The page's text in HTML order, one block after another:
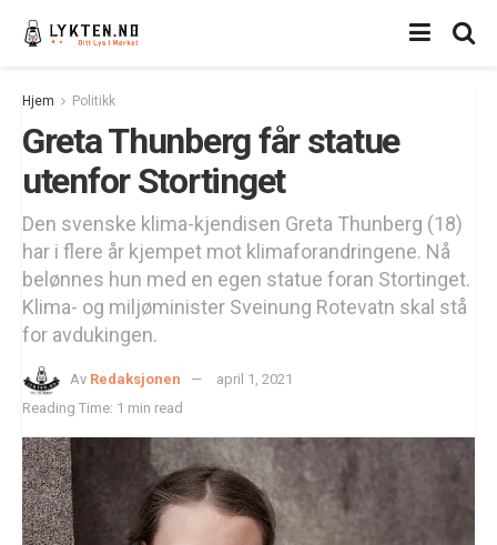
Hjem Politikk
Greta Thunberg får statue
utenfor Stortinget
Den svenske klima-kjendisen Greta Thunberg (18)
har i flere år kjempet mot klimaforandringene. Nå
belønnes hun med en egen statue foran Stortinget.
Klima- og miljøminister Sveinung Rotevatn skal stå
for avdukingen.
Av Redaksjonen
april 1, 2021
Reading Time: 1 min read